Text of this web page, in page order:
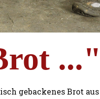
gebackenes Brot